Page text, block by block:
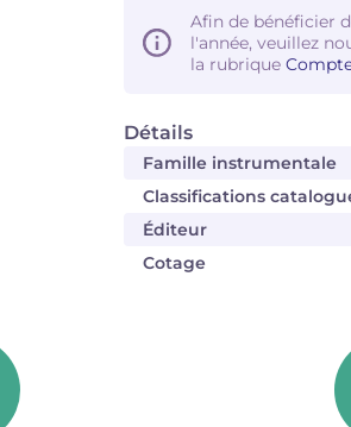
Détails
Famille instrumentale
Classifications
Éditeur
Cotage
Afin de bénéficier
l'année, veuillez
la rubrique